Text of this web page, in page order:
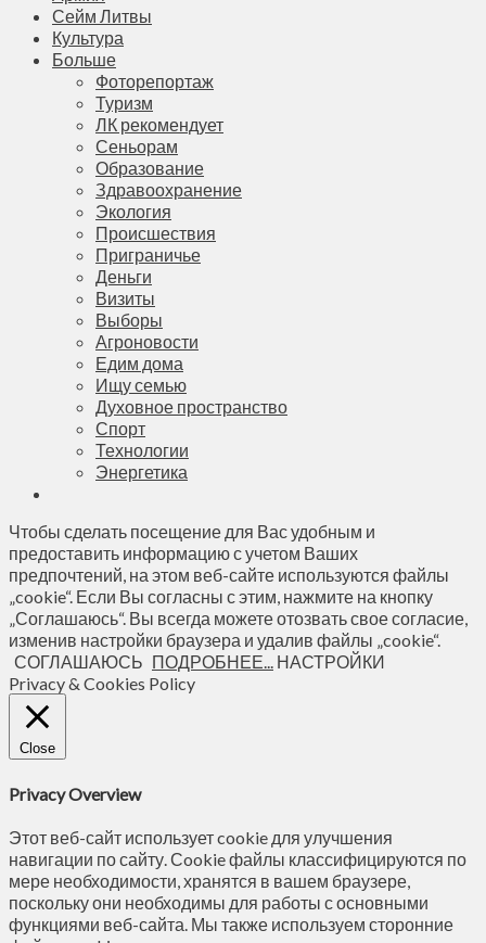
Сейм Литвы
Культура
Больше
Фоторепортаж
Туризм
ЛК рекомендует
Сеньорам
Образование
Здравоохранение
Экология
Происшествия
Приграничье
Деньги
Визиты
Выборы
Агроновости
Едим дома
Ищу семью
Духовное пространство
Спорт
Технологии
Энергетика
Чтобы сделать посещение для Вас удобным и
предоставить информацию с учетом Ваших
предпочтений, на этом веб-сайте используются файлы
„cookie“. Если Вы согласны с этим, нажмите на кнопку
„Соглашаюсь“. Вы всегда можете отозвать свое согласие,
изменив настройки браузера и удалив файлы „cookie“.
СОГЛАШАЮСЬ ПОДРОБНЕЕ... НАСТРОЙКИ
Privacy & Cookies Policy
Close
Privacy Overview
Этот веб-сайт использует cookie для улучшения
навигации по сайту. Сookie файлы классифицируются по
мере необходимости, хранятся в вашем браузере,
поскольку они необходимы для работы с основными
функциями веб-сайта. Мы также используем сторонние